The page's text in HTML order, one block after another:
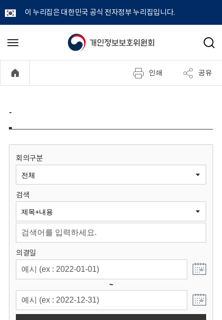
이 누리집은 대한민국 공식 전자정부 누리집입니다.
개
정
보
원
회
메
기
검
인쇄 공유
-
회의구분
검색
의결일
~